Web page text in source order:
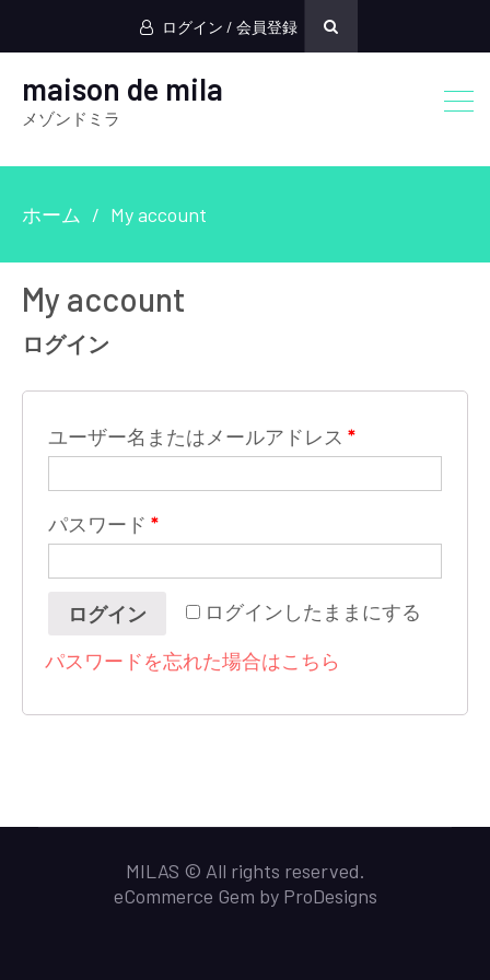
ログイン / 会員登録
maison de mila
メゾンドミラ
ホーム My account
My account
ログイン
ユーザー名またはメールアドレス *
パスワード *
ログインしたままにする
ログイン
パスワードを忘れた場合はこちら
MILAS © All rights reserved.
eCommerce Gem by ProDesigns